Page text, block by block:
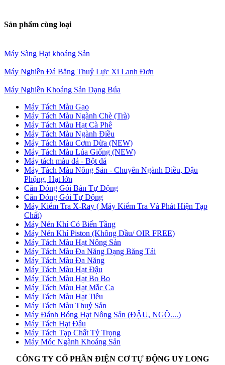
Sản phẩm cùng loại
Máy Sàng Hạt khoáng Sản
Máy Nghiền Đá Bằng Thuỷ Lực Xi Lanh Đơn
Máy Nghiền Khoáng Sản Dạng Búa
Máy Tách Màu Gạo
Máy Tách Màu Ngành Chè (Trà)
Máy Tách Màu Hạt Cà Phê
Máy Tách Màu Ngành Điều
Máy Tách Màu Cơm Dừa (NEW)
Máy Tách Màu Lúa Giống (NEW)
Máy tách màu đá - Bột đá
Máy Tách Màu Nông Sản - Chuyên Ngành Điều, Đậu
Phộng, Hạt lớn
Cân Đóng Gói Bán Tự Động
Cân Đóng Gói Tự Động
Máy Kiểm Tra X-Ray ( Máy Kiểm Tra Và Phát Hiện Tạp
Chất)
Máy Nén Khí Có Biến Tầng
Máy Nén Khí Piston (Không Dầu/ OIR FREE)
Máy Tách Màu Hạt Nông Sản
Máy Tách Màu Đa Năng Dạng Băng Tải
Máy Tách Màu Đa Năng
Máy Tách Màu Hạt Đậu
Máy Tách Màu Hạt Bo Bo
Máy Tách Màu Hạt Mắc Ca
Máy Tách Màu Hạt Tiêu
Máy Tách Màu Thuỷ Sản
Máy Đánh Bóng Hạt Nông Sản (ĐẬU, NGÔ....)
Máy Tách Hạt Đậu
Máy Tách Tạp Chất Tỷ Trọng
Máy Móc Ngành Khoáng Sản
CÔNG TY CỔ PHẦN ĐIỆN CƠ TỰ ĐỘNG UY LONG